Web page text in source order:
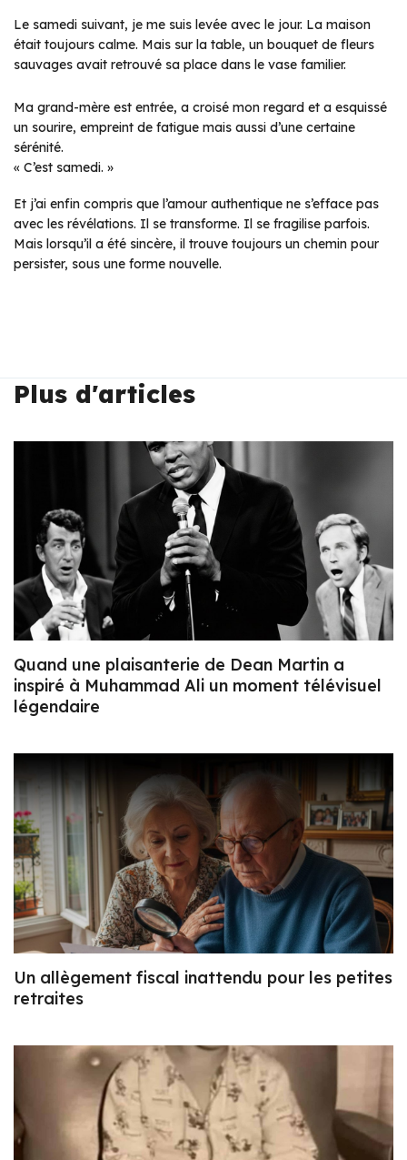
Le samedi suivant, je me suis levée avec le jour. La maison
était toujours calme. Mais sur la table, un bouquet de fleurs
sauvages avait retrouvé sa place dans le vase familier.
Ma grand-mère est entrée, a croisé mon regard et a esquissé
un sourire, empreint de fatigue mais aussi d’une certaine
sérénité.
« C’est samedi. »
Et j’ai enfin compris que l’amour authentique ne s’efface pas
avec les révélations. Il se transforme. Il se fragilise parfois.
Mais lorsqu’il a été sincère, il trouve toujours un chemin pour
persister, sous une forme nouvelle.
Plus d'articles
Quand une plaisanterie de Dean Martin a
inspiré à Muhammad Ali un moment télévisuel
légendaire
Un allègement fiscal inattendu pour les petites
retraites